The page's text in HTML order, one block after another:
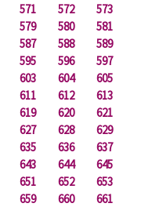
571 572
573
579 580
581
587 588
589
595 596
597
603 604
605
611 612
613
619 620
621
627 628
629
635 636
637
643 644
645
651 652
653
659 660
661